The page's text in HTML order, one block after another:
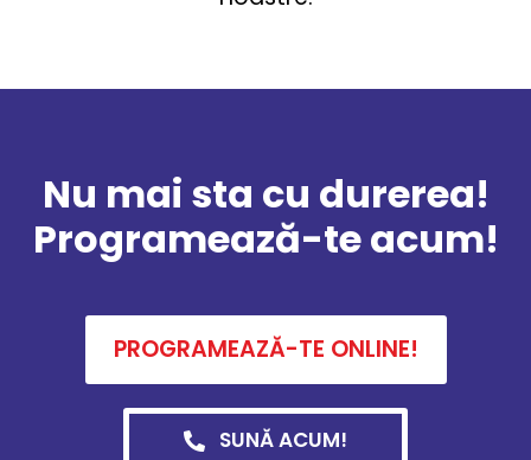
Nu mai sta cu durerea!
Programează-te acum!
PROGRAMEAZĂ-TE ONLINE!
SUNĂ ACUM!